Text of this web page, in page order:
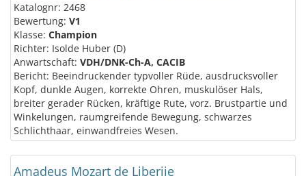
Katalognr: 2468
Bewertung: V1
Klasse: Champion
Richter: Isolde Huber (D)
Anwartschaft: VDH/DNK-Ch-A, CACIB
Bericht: Beeindruckender typvoller Rüde, ausdrucksvoller
Kopf, dunkle Augen, korrekte Ohren, muskulöser Hals,
breiter gerader Rücken, kräftige Rute, vorz. Brustpartie und
Winkelungen, raumgreifende Bewegung, schwarzes
Schlichthaar, einwandfreies Wesen.
Amadeus Mozart de Liberije